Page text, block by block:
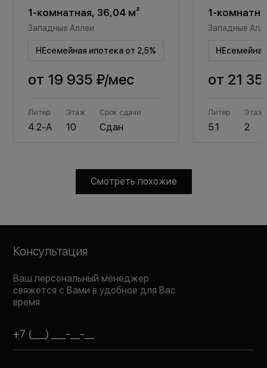
1-комнатная, 36,04 м²
Западные Аллеи
НЕсемейная ипотека от 2,5%
от 19 935 ₽/мес
Литер
4.2-А
Этаж
10
Срок сдачи
Сдан
1-
Западные
от 21
Литер
5.1
Этаж
2
Смотреть похожие
Консультация
Ваш персональный менеджер
свяжется с Вами в удобное для Вас
время